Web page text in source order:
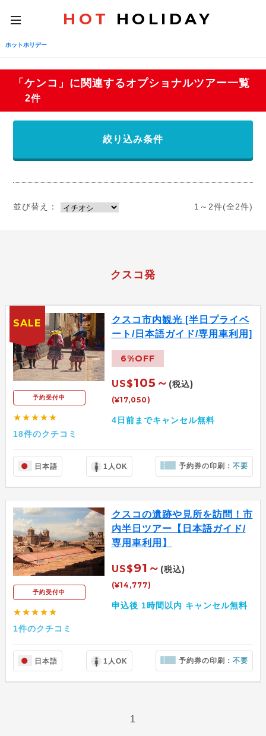
toggle
navigation
HOT HOLIDAY
ホットホリデー
「ケンコ」に関連するオプショナルツアー一覧
2件
絞り込み条件
並び替え： 1～2件(全2件)
クスコ発
予約受付中
★★★★★
18件のクチコミ
クスコ市内観光 [半日プライベ
ート/日本語ガイド/専用車利用]
6%OFF
US$105～ (税込)
(¥17,050)
4日前までキャンセル無料
日本語 1人OK 予約券の印刷：不要
SALE
予約受付中
★★★★★
1件のクチコミ
クスコの遺跡や見所を訪問！市
内半日ツアー【日本語ガイド/
専用車利用】
US$91～ (税込)
(¥14,777)
申込後 1時間以内 キャンセル無料
日本語 1人OK 予約券の印刷：不要
1